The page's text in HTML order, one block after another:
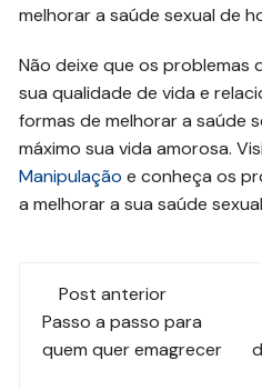
melhorar a saúde sexual de
Não deixe que os problemas
sua qualidade de vida e
formas de melhorar a saúde
máximo sua vida amorosa.
Manipulação e conheça os
a melhorar a sua saúde
Navegação
de
Post anterior
Passo a passo para
quem quer emagrecer